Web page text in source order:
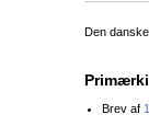
Den
Brev af